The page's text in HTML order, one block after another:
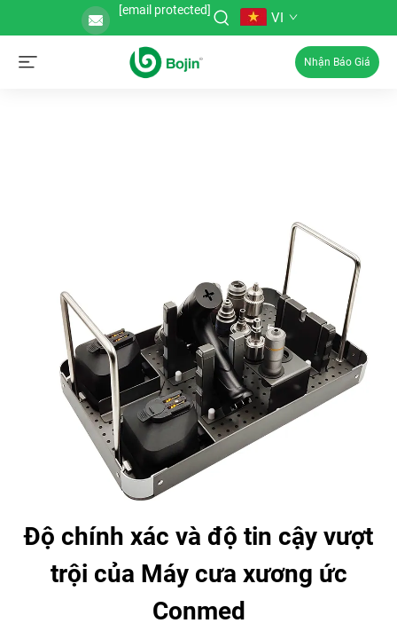
[email protected] VI
Nhận Báo Giá
Độ chính xác và độ tin cậy vượt
trội của Máy cưa xương ức
Conmed